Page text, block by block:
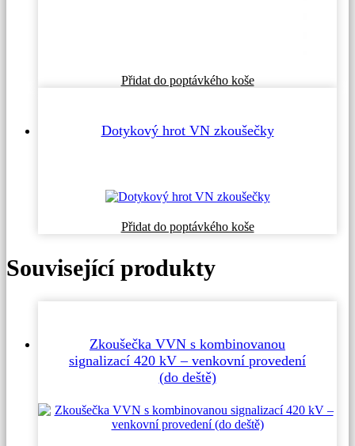
Přidat do poptávkého koše
Dotykový hrot VN zkoušečky
Přidat do poptávkého koše
Související produkty
Zkoušečka VVN s kombinovanou
signalizací 420 kV – venkovní provedení
(do deště)